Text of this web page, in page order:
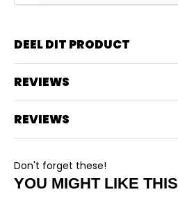
DEEL DIT PRODUCT
REVIEWS
REVIEWS
Don't forget these!
YOU MIGHT LIKE THIS